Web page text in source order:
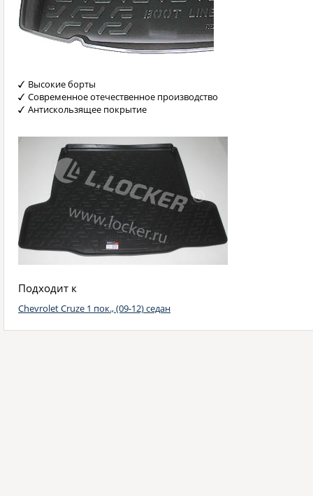
Высокие борты
Современное отечественное производство
Антискользящее покрытие
Подходит к
Chevrolet Cruze 1 пок., (09-12) седан